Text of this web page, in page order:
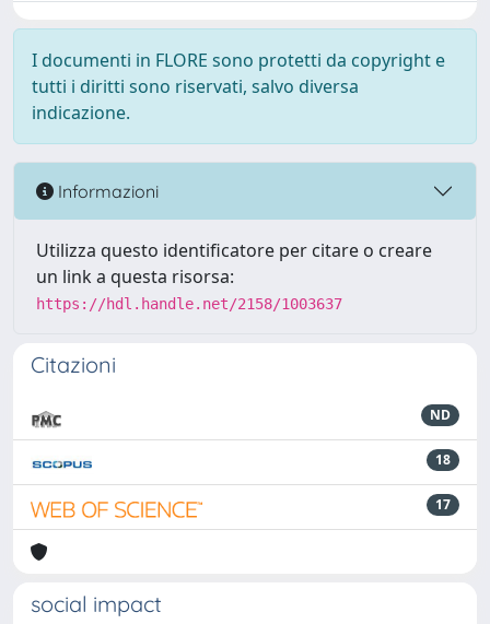
I documenti in FLORE sono protetti da copyright e
tutti i diritti sono riservati, salvo diversa
indicazione.
Informazioni
Utilizza questo identificatore per citare o creare
un link a questa risorsa:
https://hdl.handle.net/2158/1003637
Citazioni
ND
18
17
social impact